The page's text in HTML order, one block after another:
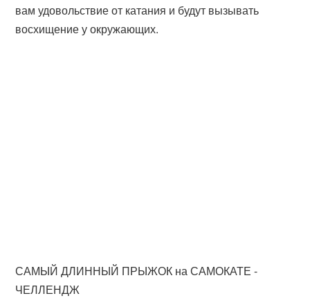
вам удовольствие от катания и будут вызывать
восхищение у окружающих.
САМЫЙ ДЛИННЫЙ ПРЫЖОК на САМОКАТЕ -
ЧЕЛЛЕНДЖ